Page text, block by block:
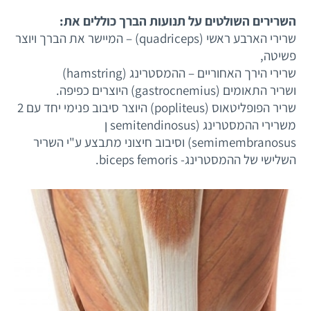
השרירים השולטים על תנועות הברך כוללים את:
שרירי הארבע ראשי (quadriceps) – המיישר את הברך ויוצר
פשיטה,
שרירי הירך האחוריים – ההמסטרינג (hamstring)
ושריר התאומים (gastrocnemius) היוצרים כפיפה.
שריר הפופליטאוס (popliteus) היוצר סיבוב פנימי יחד עם 2
משרירי ההמסטרינג (semitendinosus ן
semimembranosus) וסיבוב חיצוני מתבצע ע"י השריר
השלישי של ההמסטרינג- biceps femoris.